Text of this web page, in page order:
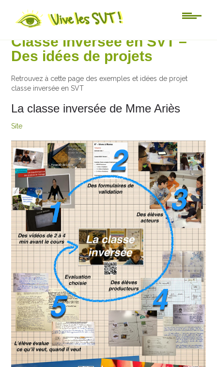
Au jour le jour
Classe inversée en SVT –
Des idées de projets
Retrouvez à cette page des exemples et idées de projet
classe inversée en SVT
La classe inversée de Mme Ariès
Site